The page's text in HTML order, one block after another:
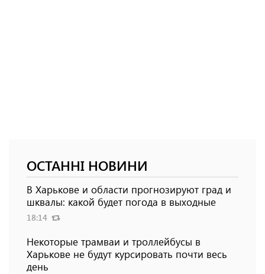
ОСТАННІ НОВИНИ
В Харькове и области прогнозируют град и
шквалы: какой будет погода в выходные
18:14
Некоторые трамваи и троллейбусы в
Харькове не будут курсировать почти весь
день